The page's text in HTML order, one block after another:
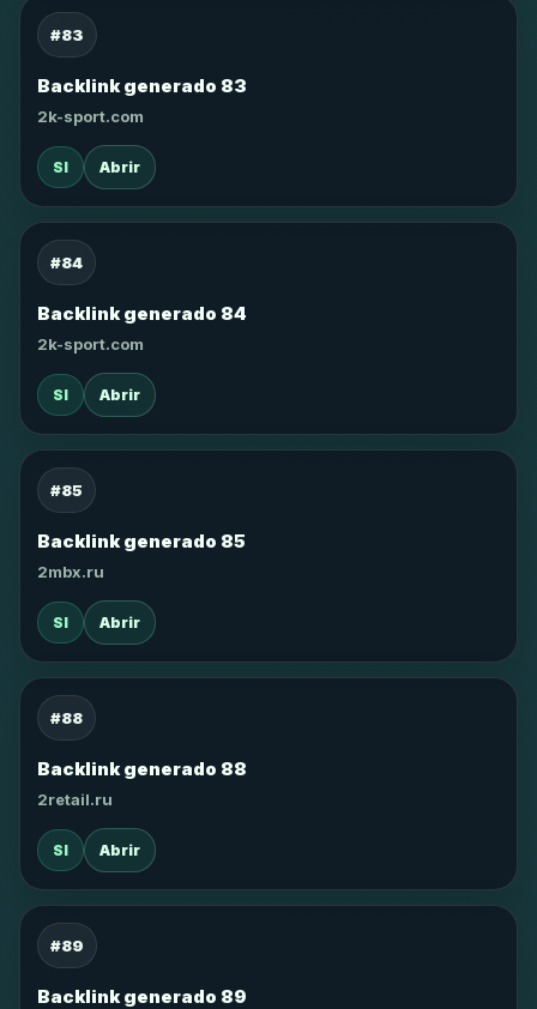
#83
Backlink generado 83
2k-sport.com
SI Abrir
#84
Backlink generado 84
2k-sport.com
SI Abrir
#85
Backlink generado 85
2mbx.ru
SI Abrir
#88
Backlink generado 88
2retail.ru
SI Abrir
#89
Backlink generado 89